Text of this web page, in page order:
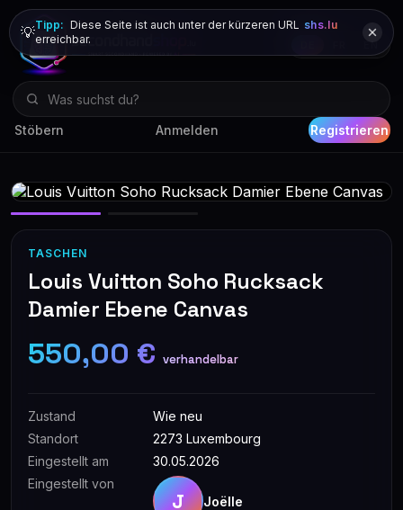
Stöbern Anmelden Registrieren
💡Tipp: Diese Seite ist auch unter der kürzeren URL shs.lu
erreichbar.
TASCHEN
Louis Vuitton Soho Rucksack
Damier Ebene Canvas
550,00 € verhandelbar
Zustand
Wie neu
Standort
2273 Luxembourg
Eingestellt am
30.05.2026
Eingestellt von
J Joëlle